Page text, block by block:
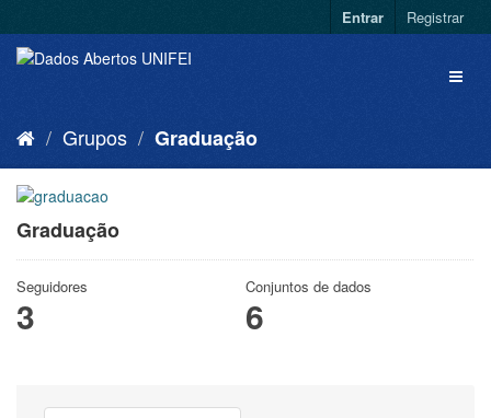
Entrar Registrar
Grupos Graduação
Graduação
Seguidores
3
Conjuntos de dados
6